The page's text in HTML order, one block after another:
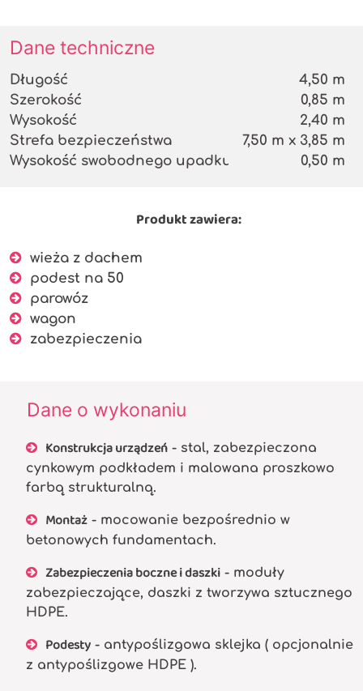
Dane techniczne
Długość
Szerokość
Wysokość
Strefa bezpieczeństwa
Wysokość swobodnego upadku
4,50 m
0,85 m
2,40 m
7,50 m x 3,85 m
0,50 m
Produkt zawiera:
wieża z dachem
podest na 50
parowóz
wagon
zabezpieczenia
Dane o wykonaniu
Konstrukcja urządzeń - stal, zabezpieczona
cynkowym podkładem i malowana proszkowo
farbą strukturalną.
Montaż - mocowanie bezpośrednio w
betonowych fundamentach.
Zabezpieczenia boczne i daszki - moduły
zabezpieczające, daszki z tworzywa sztucznego
HDPE.
Podesty - antypoślizgowa sklejka ( opcjonalnie
z antypoślizgowe HDPE ).